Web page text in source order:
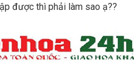
được thì phải làm sao ạ??